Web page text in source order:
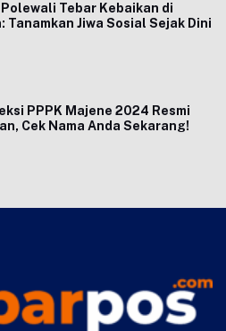
Tebar Kebaikan di
Tanamkan Jiwa Sosial Sejak Dini
PPPK Majene 2024 Resmi
Cek Nama Anda Sekarang!